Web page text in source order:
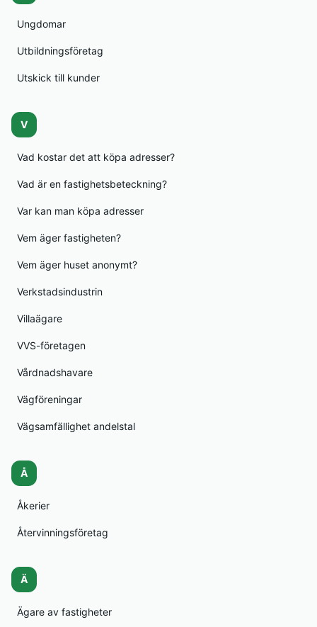
Ungdomar
Utbildningsföretag
Utskick till kunder
V
Vad kostar det att köpa adresser?
Vad är en fastighetsbeteckning?
Var kan man köpa adresser
Vem äger fastigheten?
Vem äger huset anonymt?
Verkstadsindustrin
Villaägare
VVS-företagen
Vårdnadshavare
Vägföreningar
Vägsamfällighet andelstal
Å
Åkerier
Återvinningsföretag
Ä
Ägare av fastigheter